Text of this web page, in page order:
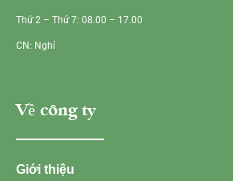
Thứ 2 – Thứ 7: 08.00 – 17.00
CN: Nghỉ
Về công ty
Giới thiệu